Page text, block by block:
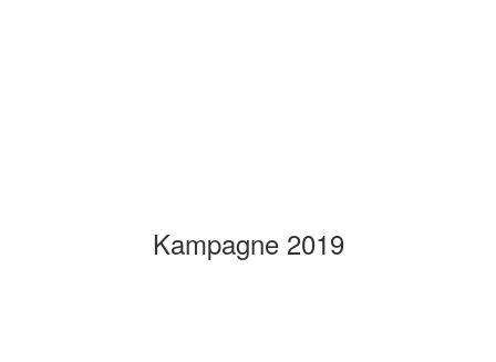
Kampagne 2019